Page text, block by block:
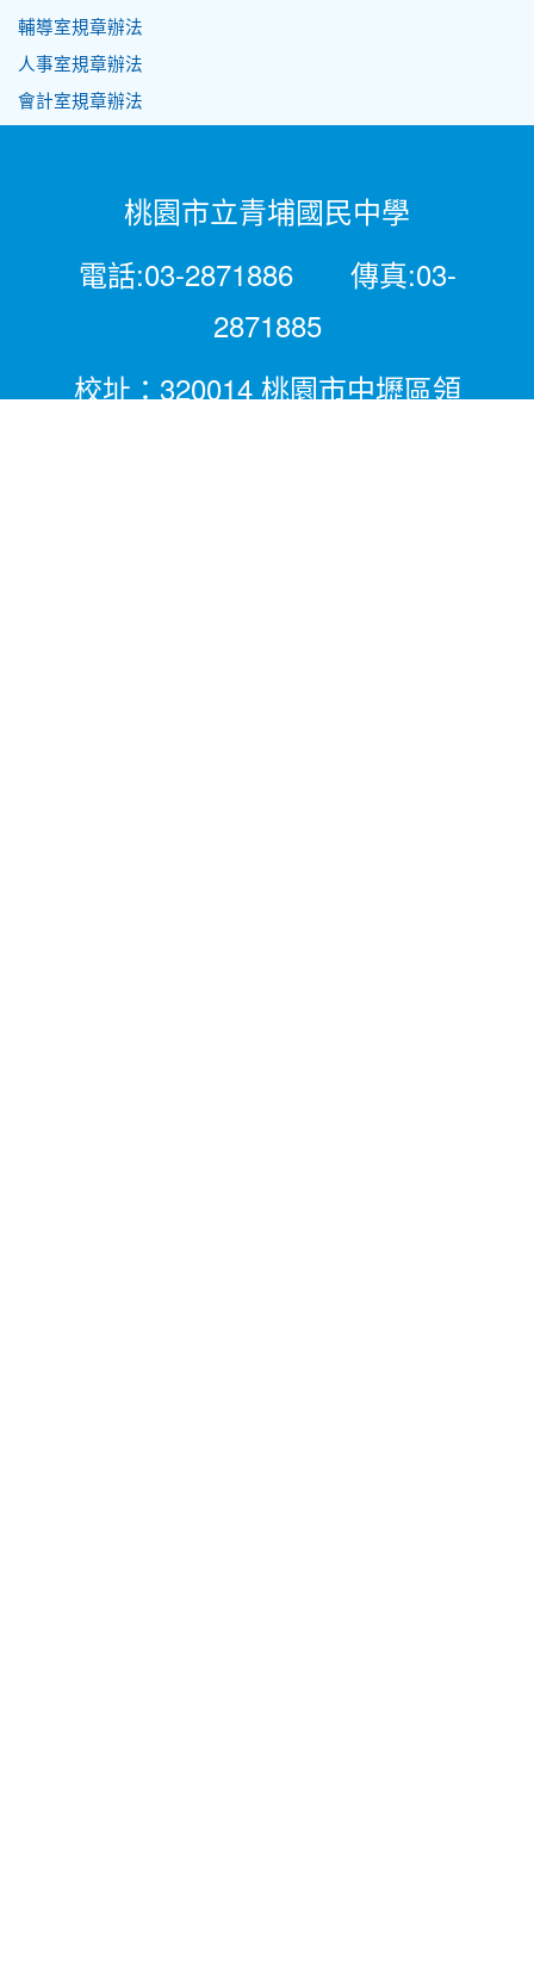
輔導室規章辦法
人事室規章辦法
會計室規章辦法
桃園市立青埔國民中學
電話:03-2871886 傳真:03-
2871885
校址：320014 桃園市中壢區領